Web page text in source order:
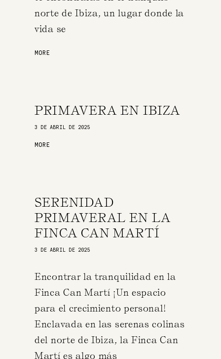
norte de Ibiza, un lugar donde la
vida se
MORE
PRIMAVERA EN IBIZA
3 DE ABRIL DE 2025
MORE
SERENIDAD
PRIMAVERAL EN LA
FINCA CAN MARTÍ
3 DE ABRIL DE 2025
Encontrar la tranquilidad en la
Finca Can Martí ¡Un espacio
para el crecimiento personal!
Enclavada en las serenas colinas
del norte de Ibiza, la Finca Can
Martí es algo más